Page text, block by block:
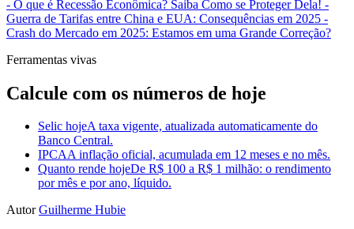
- O que é Recessão Econômica? Saiba Como se Proteger Dela! -
Guerra de Tarifas entre China e EUA: Consequências em 2025 -
Crash do Mercado em 2025: Estamos em uma Grande Correção?
Ferramentas vivas
Calcule com os números de hoje
Selic hojeA taxa vigente, atualizada automaticamente do
Banco Central.
IPCAA inflação oficial, acumulada em 12 meses e no mês.
Quanto rende hojeDe R$ 100 a R$ 1 milhão: o rendimento
por mês e por ano, líquido.
Autor Guilherme Hubie